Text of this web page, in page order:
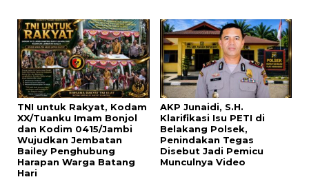
TNI untuk Rakyat, Kodam
XX/Tuanku Imam Bonjol
dan Kodim 0415/Jambi
Wujudkan Jembatan
Bailey Penghubung
Harapan Warga Batang
Hari
AKP Junaidi, S.H.
Klarifikasi Isu PETI di
Belakang Polsek,
Penindakan Tegas
Disebut Jadi Pemicu
Munculnya Video